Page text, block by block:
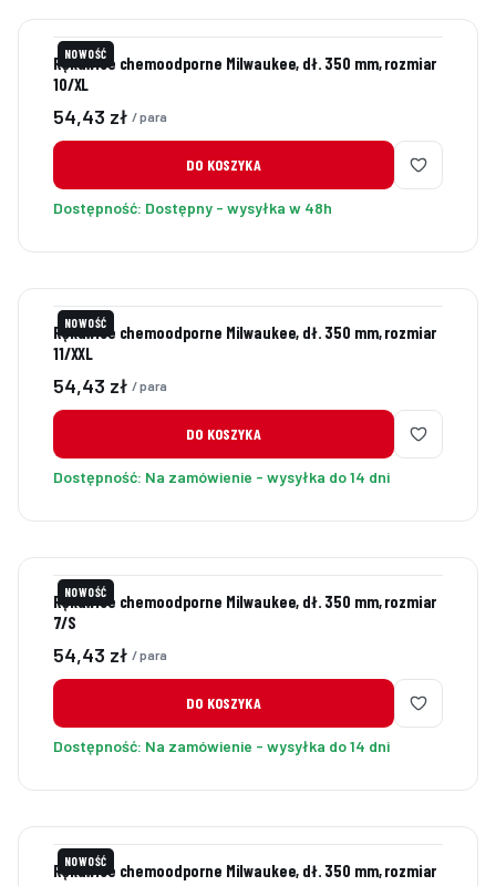
NOWOŚĆ
Rękawice chemoodporne Milwaukee, dł. 350 mm, rozmiar
10/XL
Cena
54,43 zł / para
DO KOSZYKA
Dostępność: Dostępny - wysyłka w 48h
NOWOŚĆ
Rękawice chemoodporne Milwaukee, dł. 350 mm, rozmiar
11/XXL
Cena
54,43 zł / para
DO KOSZYKA
Dostępność: Na zamówienie - wysyłka do 14 dni
NOWOŚĆ
Rękawice chemoodporne Milwaukee, dł. 350 mm, rozmiar
7/S
Cena
54,43 zł / para
DO KOSZYKA
Dostępność: Na zamówienie - wysyłka do 14 dni
NOWOŚĆ
Rękawice chemoodporne Milwaukee, dł. 350 mm, rozmiar